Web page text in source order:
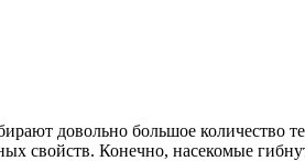
довольно большое
свойств. Конечно, насекомые